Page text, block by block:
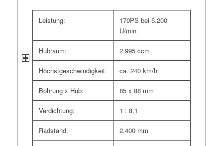
Leistung:
170PS bei 5.200
U/min
Hubraum: 2.995 ccm
Höchstgeschwindigkeit: ca. 240 km/h
Bohrung x Hub: 85 x 88 mm
Verdichtung: 1 : 8,1
Radstand: 2.400 mm